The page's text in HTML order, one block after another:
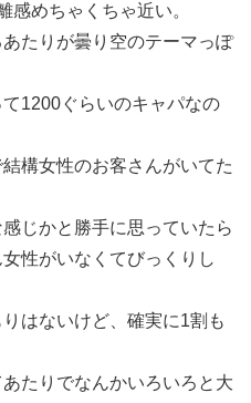
感めちゃくちゃ近い。
たりが曇り空のテーマっぽ
1200ぐらいのキャパなの
構女性のお客さんがいてた
じかと勝手に思っていたら
性がいなくてびっくりし
はないけど、確実に1割も
たりでなんかいろいろと大